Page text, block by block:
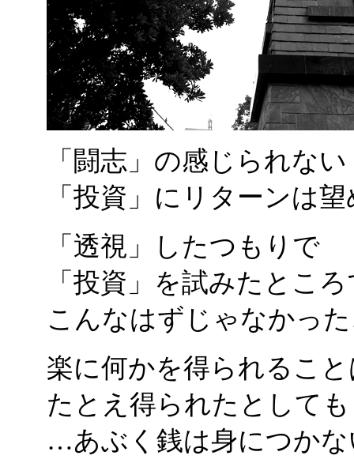
「闘志」の感じられない
「投資」にリターンは
「透視」したつもりで
「投資」を試みたとこ
こんなはずじゃなかっ
楽に何かを得られるこ
たとえ得られたとしても
…あぶく銭は身につかな